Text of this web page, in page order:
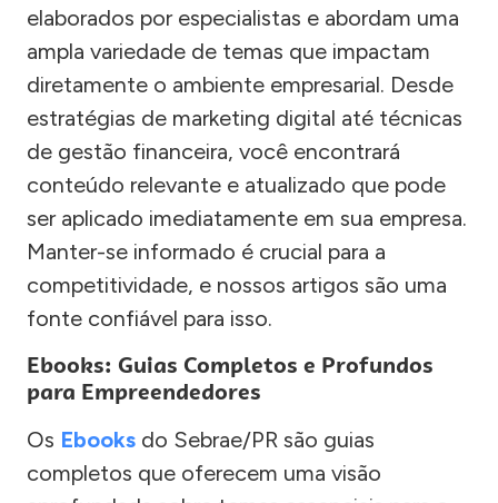
elaborados por especialistas e abordam uma
ampla variedade de temas que impactam
diretamente o ambiente empresarial. Desde
estratégias de marketing digital até técnicas
de gestão financeira, você encontrará
conteúdo relevante e atualizado que pode
ser aplicado imediatamente em sua empresa.
Manter-se informado é crucial para a
competitividade, e nossos artigos são uma
fonte confiável para isso.
Ebooks: Guias Completos e Profundos
para Empreendedores
Os Ebooks do Sebrae/PR são guias
completos que oferecem uma visão